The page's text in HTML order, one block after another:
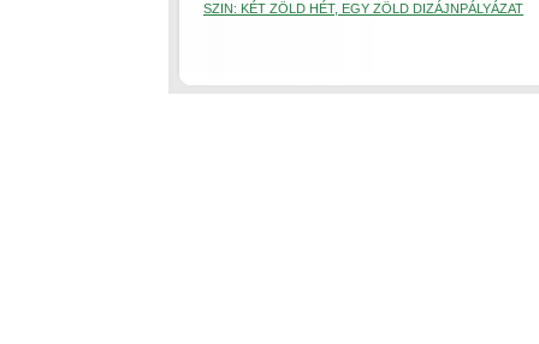
SZIN: KÉT ZÖLD HÉT, EGY ZÖLD DIZÁJNPÁLYÁZAT